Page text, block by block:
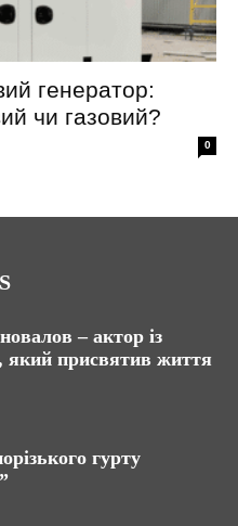
генератор:
чи газовий?
0
– актор із
який присвятив життя
гурту